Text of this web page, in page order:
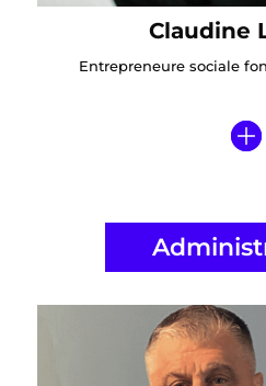
Claudine
Entrepreneure sociale